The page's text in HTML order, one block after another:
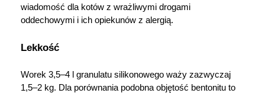
wiadomość dla kotów z wrażliwymi drogami
oddechowymi i ich opiekunów z alergią.
Lekkość
Worek 3,5–4 l granulatu silikonowego waży zazwyczaj
1,5–2 kg. Dla porównania podobna objętość bentonitu to